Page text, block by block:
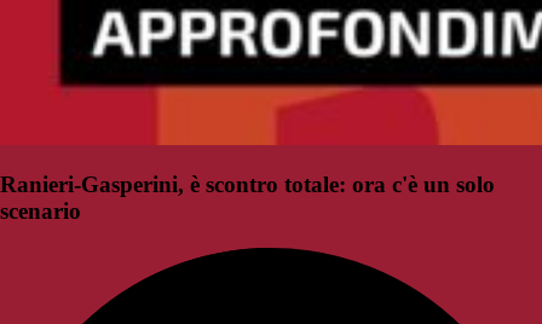
Ranieri-Gasperini, è scontro totale: ora c'è un solo
scenario